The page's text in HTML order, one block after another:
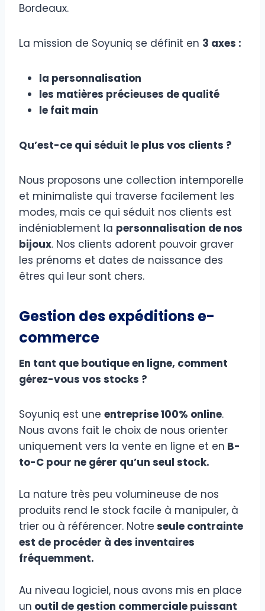
Bordeaux.
La mission de Soyuniq se définit en 3 axes :
la personnalisation
les matières précieuses de qualité
le fait main
Qu’est-ce qui séduit le plus vos clients ?
Nous proposons une collection intemporelle
et minimaliste qui traverse facilement les
modes, mais ce qui séduit nos clients est
indéniablement la personnalisation de nos
bijoux. Nos clients adorent pouvoir graver
les prénoms et dates de naissance des
êtres qui leur sont chers.
Gestion des expéditions e-
commerce
En tant que boutique en ligne, comment
gérez-vous vos stocks ?
Soyuniq est une entreprise 100% online.
Nous avons fait le choix de nous orienter
uniquement vers la vente en ligne et en B-
to-C pour ne gérer qu’un seul stock.
La nature très peu volumineuse de nos
produits rend le stock facile à manipuler, à
trier ou à référencer. Notre seule contrainte
est de procéder à des inventaires
fréquemment.
Au niveau logiciel, nous avons mis en place
un outil de gestion commerciale puissant